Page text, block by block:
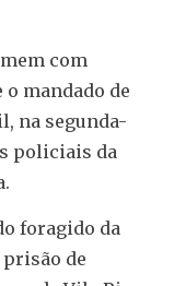
com
mandado de
na segunda-
policiais da
foragido da
prisão de